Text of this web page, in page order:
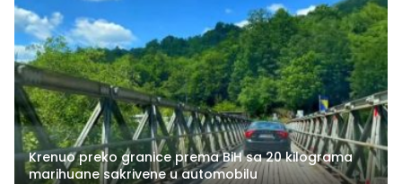
Krenuo preko granice prema BiH sa 20 kilograma
marihuane sakrivene u automobilu